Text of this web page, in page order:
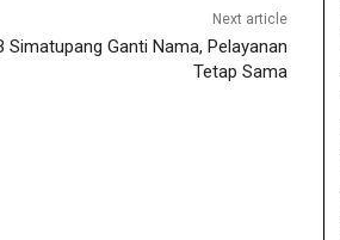
Next article
Ganti Nama, Pelayanan
Tetap Sama